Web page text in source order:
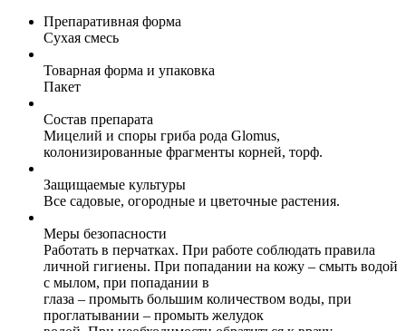
Препаративная форма
Сухая смесь
Товарная форма и упаковка
Пакет
Состав препарата
Мицелий и споры гриба рода Glomus,
колонизированные фрагменты корней, торф.
Защищаемые культуры
Все садовые, огородные и цветочные растения.
Меры безопасности
Работать в перчатках. При работе соблюдать правила
личной гигиены. При попадании на кожу – смыть водой
с мылом, при попадании в
глаза – промыть большим количеством воды, при
проглатывании – промыть желудок